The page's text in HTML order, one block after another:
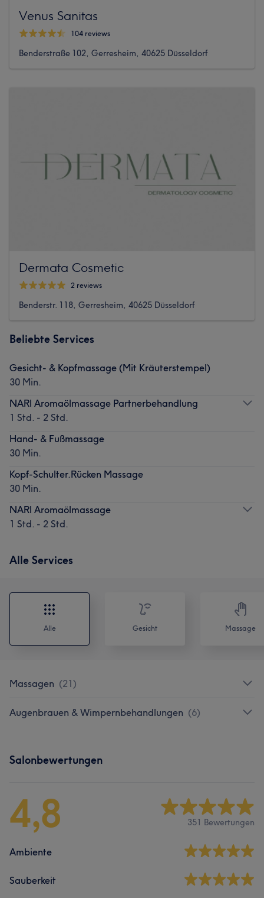
Venus Sanitas
104 reviews
Benderstraße 102, Gerresheim, 40625 Düsseldorf
Dermata Cosmetic
2 reviews
Benderstr. 118, Gerresheim, 40625 Düsseldorf
Beliebte Services
Gesicht- & Kopfmassage (Mit Kräuterstempel)
30 Min.
NARI Aromaölmassage Partnerbehandlung
1 Std. - 2 Std.
Hand- & Fußmassage
30 Min.
Kopf-Schulter.Rücken Massage
30 Min.
NARI Aromaölmassage
1 Std. - 2 Std.
Alle Services
Alle Gesicht Massage
Massagen (21)
Augenbrauen & Wimpernbehandlungen (6)
Salonbewertungen
4,8 351 Bewertungen
Ambiente
Sauberkeit